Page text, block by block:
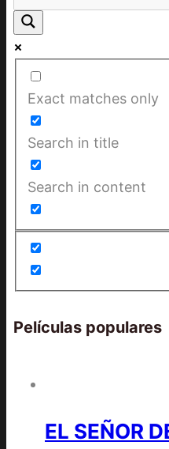
Exact matches only
Search in title
Search in content
Películas populares
EL SEÑOR